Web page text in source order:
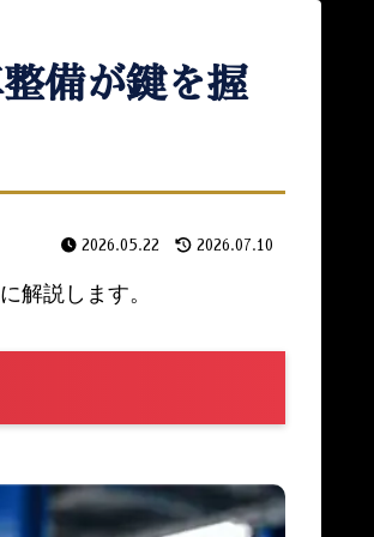
備が鍵を握
2026.05.22 2026.07.10
解説します。